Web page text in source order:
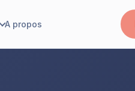
A propos